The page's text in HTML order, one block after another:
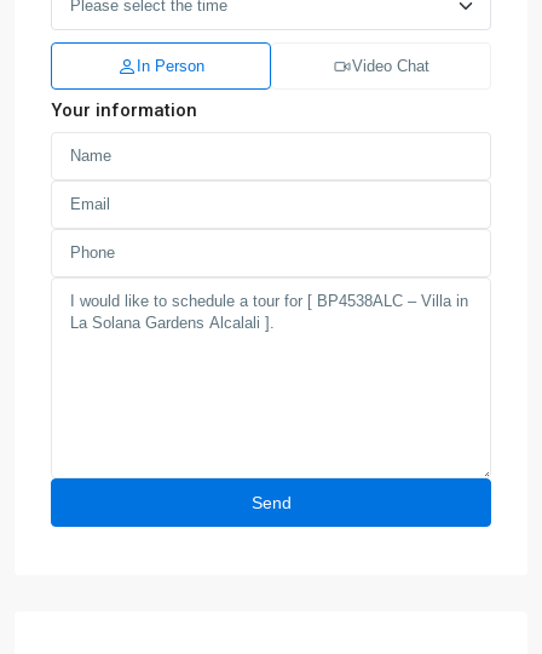
In Person Video Chat
Your information